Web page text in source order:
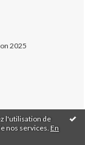
l'utilisation de
nos services. En
2025